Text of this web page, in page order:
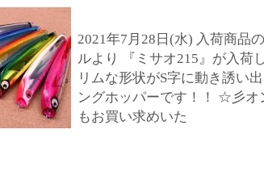
2021年7月28日(水) 入荷商品
ルより 『ミサオ215』が入荷
リムな形状がS字に動き誘い
ングホッパーです！！ ☆彡オ
もお買い求めいた